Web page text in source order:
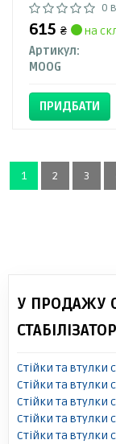
0
615 ₴
на
Артикул:
MOOG
ПРИДБАТИ
1 2 3
У ПРОДАЖУ
Стійки та втулки
Стійки та втулки
Стійки та втулки
Стійки та втулки
Стійки та втулки